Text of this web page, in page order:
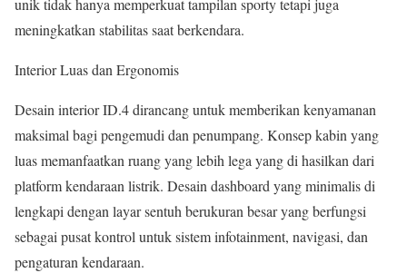
unik tidak hanya memperkuat tampilan sporty tetapi juga
meningkatkan stabilitas saat berkendara.
Interior Luas dan Ergonomis
Desain interior ID.4 dirancang untuk memberikan kenyamanan
maksimal bagi pengemudi dan penumpang. Konsep kabin yang
luas memanfaatkan ruang yang lebih lega yang di hasilkan dari
platform kendaraan listrik. Desain dashboard yang minimalis di
lengkapi dengan layar sentuh berukuran besar yang berfungsi
sebagai pusat kontrol untuk sistem infotainment, navigasi, dan
pengaturan kendaraan.